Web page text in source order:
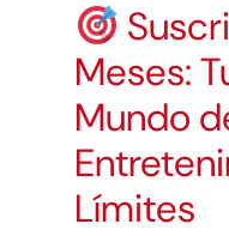
Meses:
Mundo
Límites